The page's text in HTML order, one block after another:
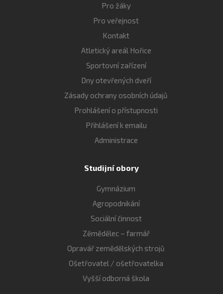
Pro žáky
Pro veřejnost
Kontakt
Atletický areál Hořice
Sportovní zařízení
Dny otevřených dveří
Zásady ochrany osobních údajů
Prohlášení o přístupnosti
Přihlášení k emailu
Administrace
Studijní obory
Gymnázium
Agropodnikání
Sociální činnost
Zěmědělec – farmář
Opravář zemědělských strojů
Ošetřovatel / ošetřovatelka
Vyšší odborná škola